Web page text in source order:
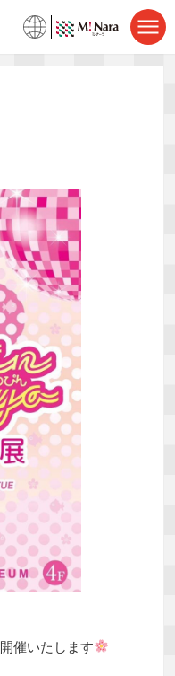
催いたします